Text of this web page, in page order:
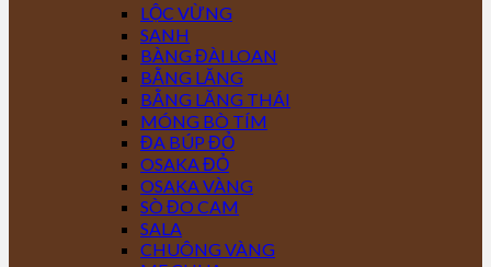
LỘC VỪNG
SANH
BÀNG ĐÀI LOAN
BẰNG LĂNG
BẰNG LĂNG THÁI
MÓNG BÒ TÍM
ĐA BÚP ĐỎ
OSAKA ĐỎ
OSAKA VÀNG
SÒ ĐO CAM
SALA
CHUÔNG VÀNG